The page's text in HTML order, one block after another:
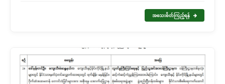
အသေးစိတ်ကြည့်ရန်